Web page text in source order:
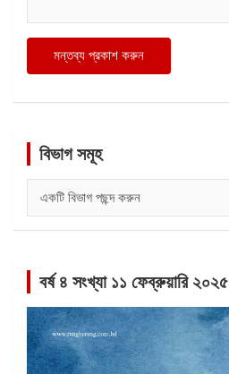
বিভাগ সমূহ
সমূহ
বর্ষ ৪ সংখ্যা ১১ ফেব্রুয়ারি ২০২৫